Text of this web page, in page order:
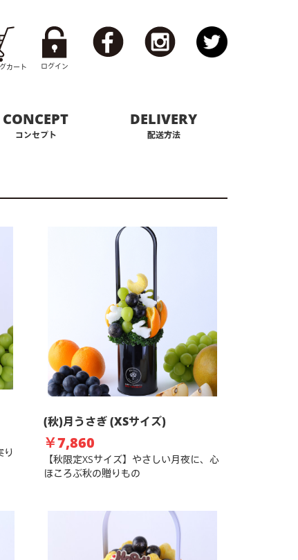
カート ログイン
CONCEPT
コンセプト
DELIVERY
配送方法
り
(秋)月うさぎ (XSサイズ)
￥7,860
【秋限定XSサイズ】やさしい月夜に、心
ほころぶ秋の贈りもの